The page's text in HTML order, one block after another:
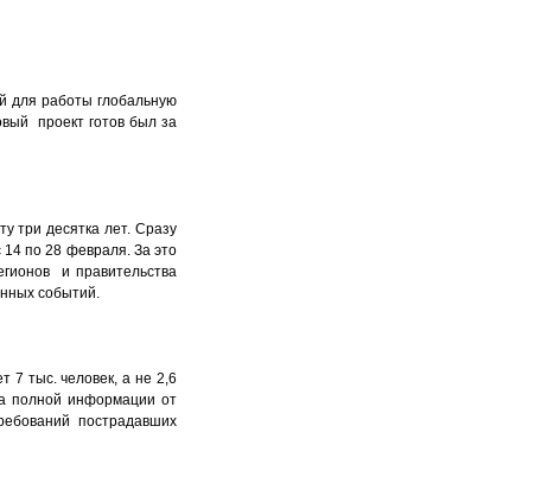
для работы глобальную
проект готов был за
три десятка лет. Сразу
14 по 28 февраля. За это
и правительства
событий.
7 тыс. человек, а не 2,6
полной информации от
пострадавших